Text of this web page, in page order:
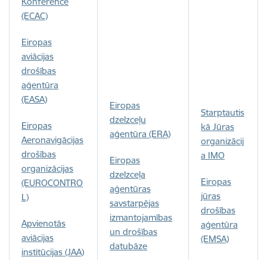
(ECAC)
Eiropas
aviācijas
drošības
aģentūra
(EASA)
Eiropas
Aeronavigācijas
drošības
organizācijas
(EUROCONTRO
L)
Apvienotās
aviācijas
institūcijas (JAA)
Eiropas
dzelzceļu
aģentūra (ERA)
Eiropas
dzelzceļa
aģentūras
savstarpējas
izmantojamības
un drošības
datubāze
Starptautis
kā Jūras
organizācij
a IMO
Eiropas
jūras
drošības
aģentūra
(EMSA)